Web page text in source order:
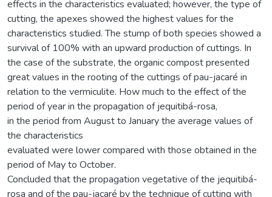
effects in the characteristics evaluated; however, the type of
cutting, the apexes showed the highest values for the
characteristics studied. The stump of both species showed a
survival of 100% with an upward production of cuttings. In
the case of the substrate, the organic compost presented
great values in the rooting of the cuttings of pau-jacaré in
relation to the vermiculite. How much to the effect of the
period of year in the propagation of jequitibá-rosa,
in the period from August to January the average values of
the characteristics
evaluated were lower compared with those obtained in the
period of May to October.
Concluded that the propagation vegetative of the jequitibá-
rosa and of the pau-jacaré by the technique of cutting with